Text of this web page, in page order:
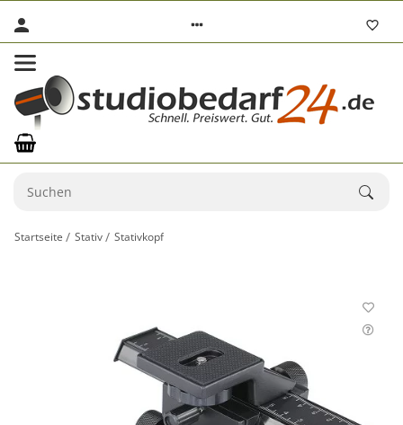
Startseite Stativ Stativkopf